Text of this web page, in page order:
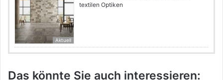
Aktuell
textilen Optiken
Das könnte Sie auch interessieren: